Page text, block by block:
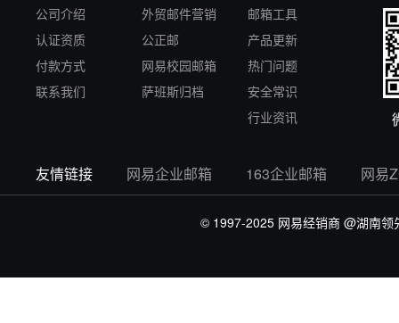
公司介绍
认证资质
付款方式
联系我们
外贸邮件营销
公正邮
网易校园邮箱
萨班斯归档
邮箱工具
产品更新
热门问题
安全常识
行业资讯
友情链接 网易企业邮箱 163企业邮箱 网易
© 1997-2025 网易经销商 @湖南领